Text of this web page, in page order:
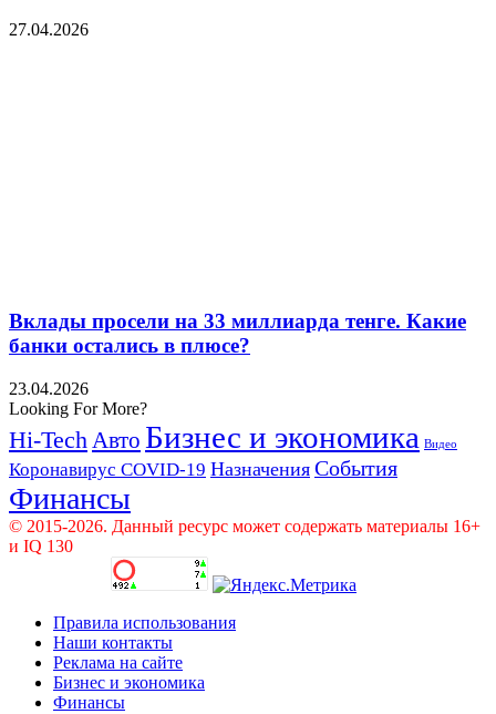
27.04.2026
Вклады просели на 33 миллиарда тенге. Какие
банки остались в плюсе?
23.04.2026
Looking For More?
Hi-Tech Авто Бизнес и экономика Видео
Коронавирус COVID-19 Назначения События
Финансы
© 2015-2026. Данный ресурс может содержать материалы 16+
и IQ 130
Правила использования
Наши контакты
Реклама на сайте
Бизнес и экономика
Финансы